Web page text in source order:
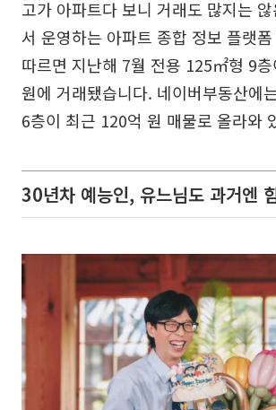
고가 아파트다 보니 거래도 많지는
서 운영하는 아파트 종합 정보 플랫
따르면 지난해 7월 전용 125㎡형 9
원에 거래됐습니다. 네이버부동산에
6층이 최근 120억 원 매물로 올라와
30년차 예능인, 유느님도 과거엔